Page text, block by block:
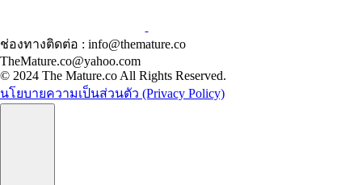
ช่องทางติดต่อ : info@themature.co
TheMature.co@yahoo.com
© 2024 The Mature.co All Rights Reserved.
นโยบายความเป็นส่วนตัว (Privacy Policy)